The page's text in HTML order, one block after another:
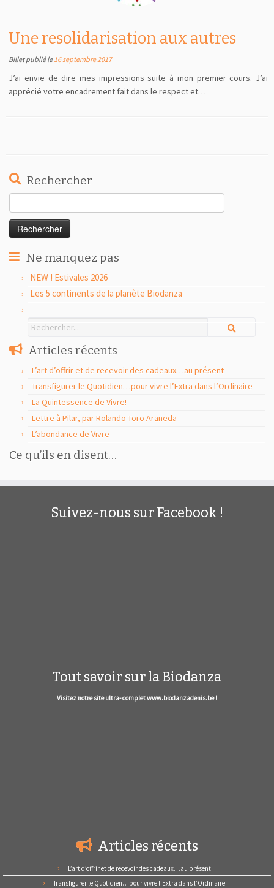
Une resolidarisation aux autres
Billet publié le16 septembre 2017
J’ai envie de dire mes impressions suite à mon premier cours. J’ai
apprécié votre encadrement fait dans le respect et…
Rechercher
Ne manquez pas
NEW ! Estivales 2026
Les 5 continents de la planète Biodanza
Articles récents
L’art d’offrir et de recevoir des cadeaux…au présent
Transfigurer le Quotidien…pour vivre l’Extra dans l’Ordinaire
La Quintessence de Vivre!
Lettre à Pilar, par Rolando Toro Araneda
L’abondance de Vivre
Ce qu’ils en disent…
Suivez-nous sur Facebook !
Tout savoir sur la Biodanza
Visitez notre site ultra- complet www.biodanzadenis.be !
Articles récents
L’art d’offrir et de recevoir des cadeaux…au présent
Transfigurer le Quotidien…pour vivre l’Extra dans l’Ordinaire